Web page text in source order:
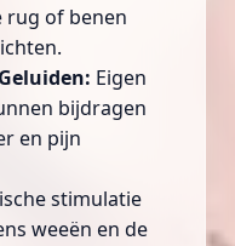
rug of benen
Eigen
bijdragen
en pijn
stimulatie
weeën en de